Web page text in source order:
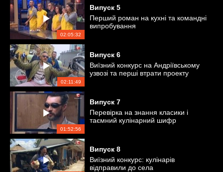
02:05:32
Випуск 5
Перший роман на кухні та командні
випробування
02:11:49
Випуск 6
Виїзний конкурс на Андріївському
узвозі та перші втрати проекту
01:52:56
Випуск 7
Перевірка на знання класики і
таємний кулінарний шифр
Випуск 8
Виїзний конкурс: кулінарів
відправили до села